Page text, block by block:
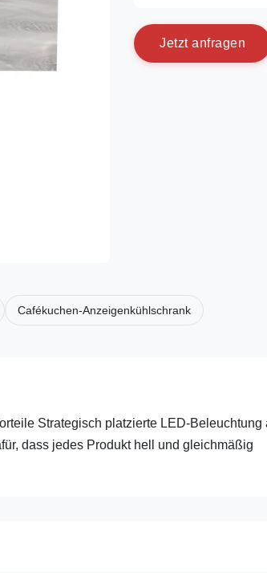
Jetzt anfragen
Cafékuchen-Anzeigenkühlschrank
Strategisch platzierte LED-Beleuchtung
dass jedes Produkt hell und gleichmäßig